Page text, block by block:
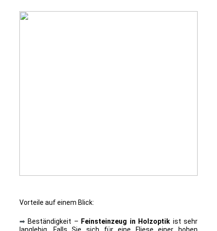
Vorteile auf einem Blick:
➡ Beständigkeit – Feinsteinzeug in Holzoptik ist sehr